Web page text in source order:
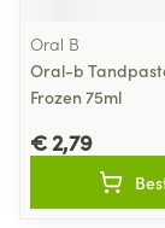
Oral B
Oral-b
Frozen 75ml
€ 2,79